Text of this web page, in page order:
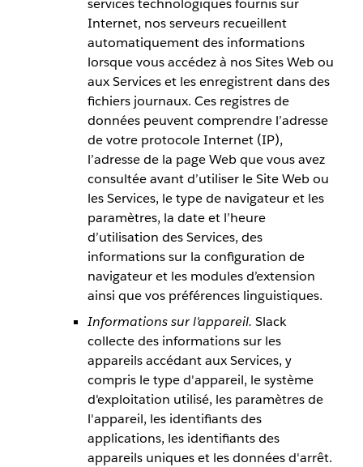
Internet, nos serveurs recueillent
automatiquement des informations
lorsque vous accédez à nos Sites Web ou
aux Services et les enregistrent dans des
fichiers journaux. Ces registres de
données peuvent comprendre l’adresse
de votre protocole Internet (IP),
l’adresse de la page Web que vous avez
consultée avant d’utiliser le Site Web ou
les Services, le type de navigateur et les
paramètres, la date et l’heure
d’utilisation des Services, des
informations sur la configuration de
navigateur et les modules d’extension
ainsi que vos préférences linguistiques.
Informations sur l'appareil. Slack
collecte des informations sur les
appareils accédant aux Services, y
compris le type d'appareil, le système
d'exploitation utilisé, les paramètres de
l'appareil, les identifiants des
applications, les identifiants des
appareils uniques et les données d'arrêt.